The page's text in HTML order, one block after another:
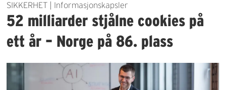
SIKKERHET | Informasjonskapsler
52 milliarder stjålne cookies på
ett år – Norge på 86. plass